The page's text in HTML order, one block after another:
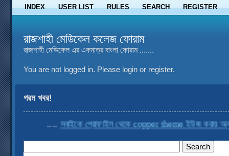
INDEX USER LIST RULES SEARCH REGISTER
রাজশাহী মেডিকেল কলেজ ফোরাম
রাজশাহী মেডিকেল এর একমাত্র বাংলা ফোরাম .......
You are not logged in. Please login or register.
গরম খবর!
....সবাইকে প্রোফাইল থেকে copper theme ইউজ করার